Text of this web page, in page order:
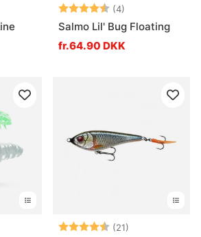
ud af 5 stjernerVurdering: (4)
Salmo Lil' Bug Floating
fr.64.90 DKK
ud af 5 stjernerVurdering: (21)